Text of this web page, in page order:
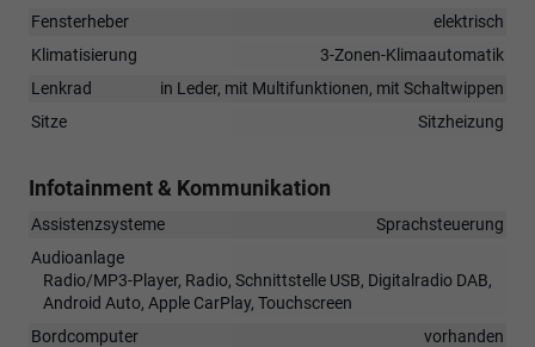
Fensterheber
elektrisch
Klimatisierung
3-Zonen-Klimaautomatik
Lenkrad
in Leder, mit Multifunktionen, mit Schaltwippen
Sitze
Sitzheizung
Infotainment & Kommunikation
Assistenzsysteme
Sprachsteuerung
Audioanlage
Radio/MP3-Player, Radio, Schnittstelle USB, Digitalradio DAB,
Android Auto, Apple CarPlay, Touchscreen
Bordcomputer
vorhanden